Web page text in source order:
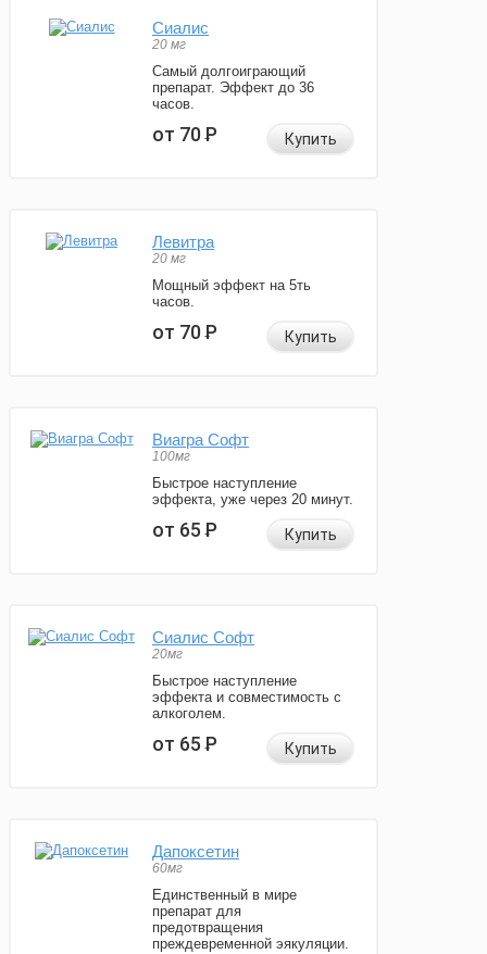
Сиалис
20 мг
Самый долгоиграющий
препарат. Эффект до 36
часов.
от 70Р Купить
Левитра
20 мг
Мощный эффект на 5ть
часов.
от 70Р Купить
Виагра Софт
100мг
Быстрое наступление
эффекта, уже через 20 минут.
от 65Р Купить
Сиалис Софт
20мг
Быстрое наступление
эффекта и совместимость с
алкоголем.
от 65Р Купить
Дапоксетин
60мг
Единственный в мире
препарат для
предотвращения
преждевременной эякуляции.